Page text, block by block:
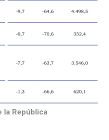
la República